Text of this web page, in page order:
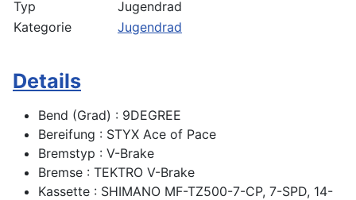
Typ
Jugendrad
Kategorie
Jugendrad
Details
Bend (Grad) : 9DEGREE
Bereifung : STYX Ace of Pace
Bremstyp : V-Brake
Bremse : TEKTRO V-Brake
Kassette : SHIMANO MF-TZ500-7-CP, 7-SPD, 14-